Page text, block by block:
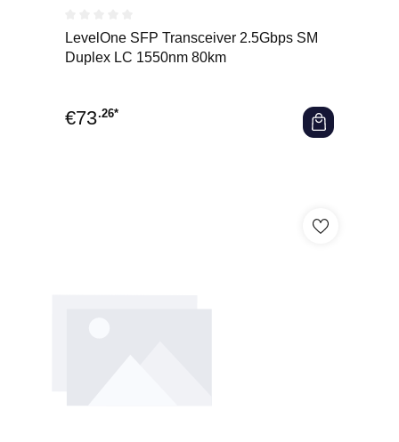
Durchschnittliche Bewertung von 0 von 5 Sternen
LevelOne SFP Transceiver 2.5Gbps SM
Duplex LC 1550nm 80km
€73.26*